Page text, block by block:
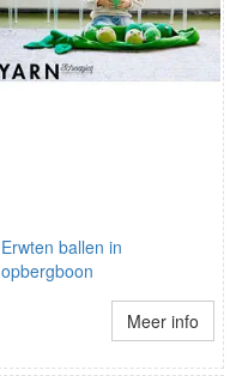
Erwten ballen in
opbergboon
Meer info